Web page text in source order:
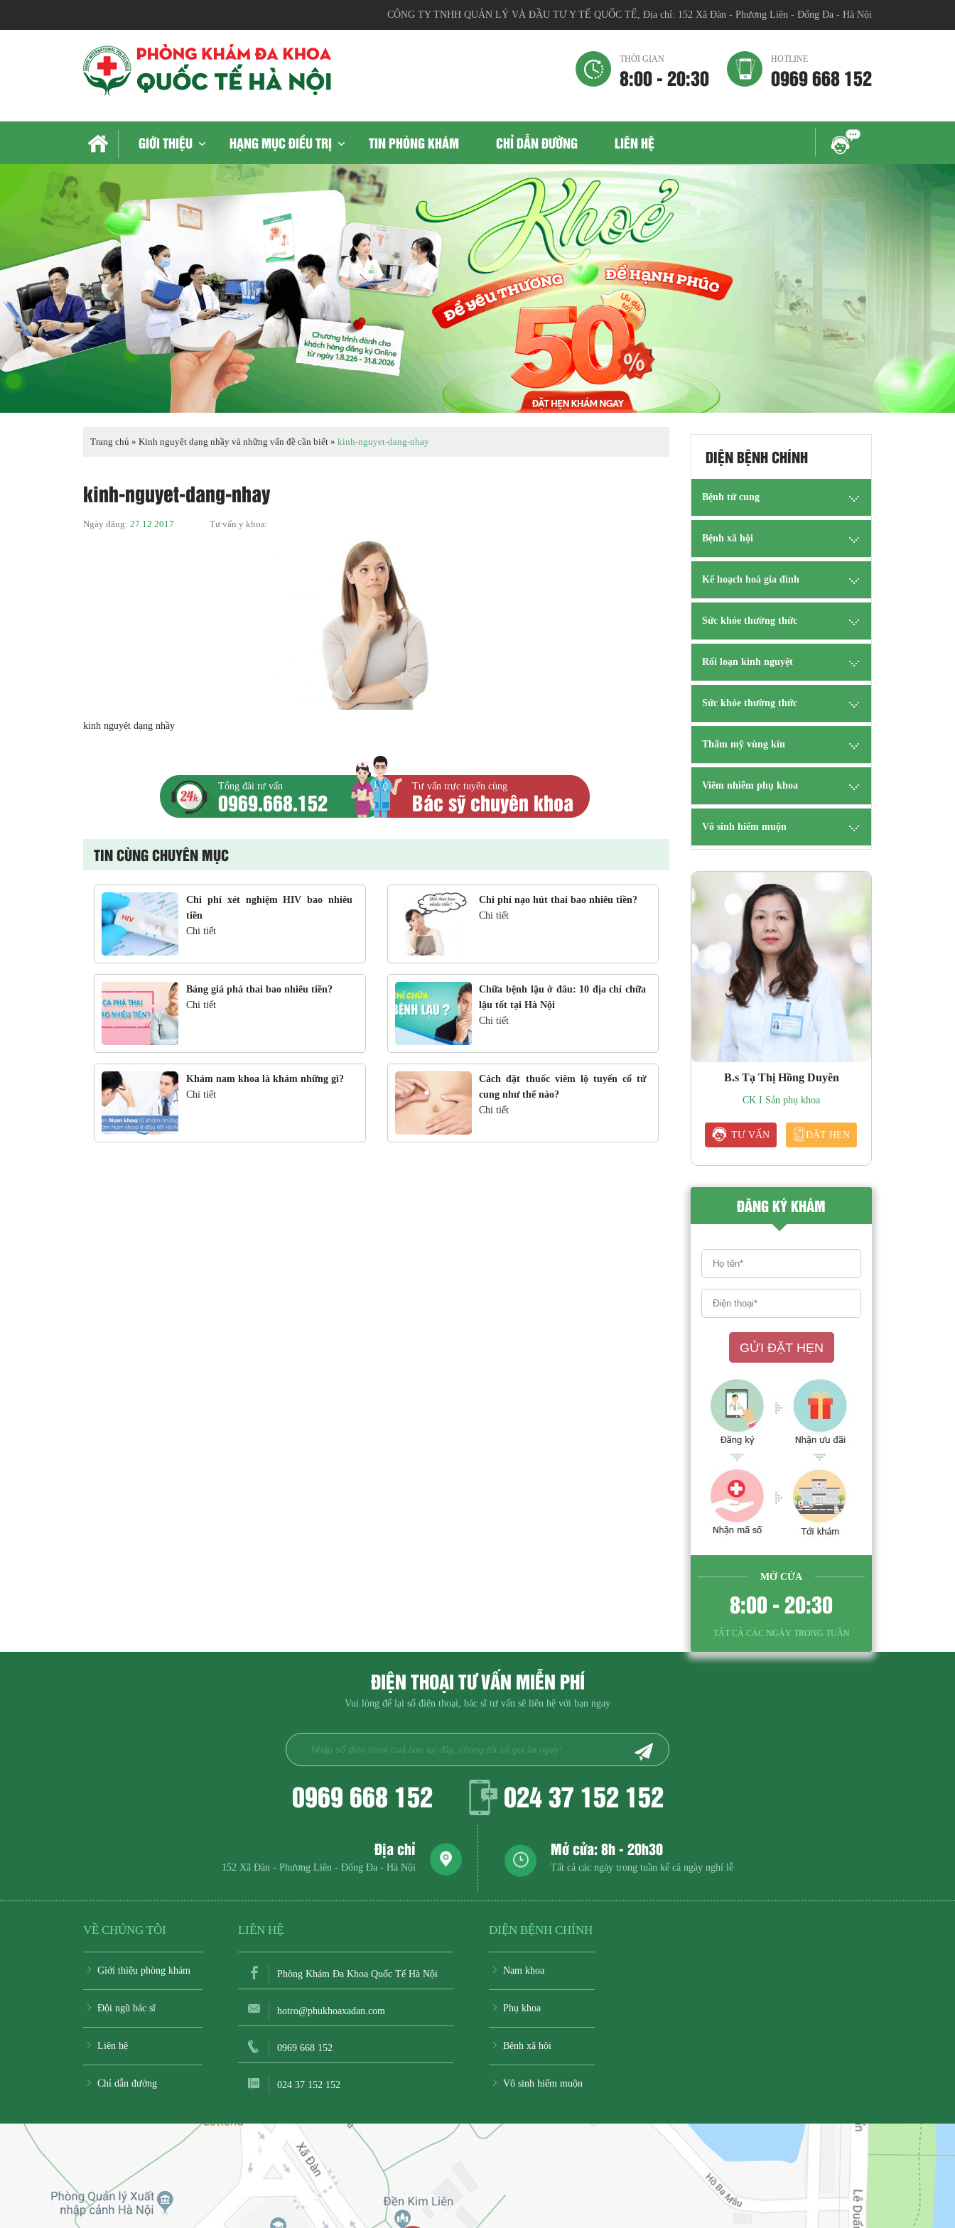
CÔNG TY TNHH QUẢN LÝ VÀ ĐẦU TƯ Y TẾ QUỐC TẾ, Địa chỉ: 152 Xã Đàn - Phương Liên - Đống Đa - Hà Nội
THỜI GIAN
8:00 - 20:30
HOTLINE
0969 668 152
GIỚI THIỆU HẠNG MỤC ĐIỀU TRỊ TIN PHÒNG KHÁM CHỈ DẪN ĐƯỜNG LIÊN HỆ
Trang chủ » Kinh nguyệt dạng nhầy và những vấn đề cần biết » kinh-nguyet-dang-nhay
kinh-nguyet-dang-nhay
Ngày đăng: 27.12.2017 Tư vấn y khoa:
kinh nguyệt dạng nhầy
Tổng đài tư vấn
0969.668.152
Tư vấn trực tuyến cùng
Bác sỹ chuyên khoa
TIN CÙNG CHUYÊN MỤC
Chi phí xét nghiệm HIV bao nhiêu
tiền
Chi tiết
Chi phí nạo hút thai bao nhiêu tiền?
Chi tiết
Bảng giá phá thai bao nhiêu tiền?
Chi tiết
Chữa bệnh lậu ở đâu: 10 địa chỉ chữa
lậu tốt tại Hà Nội
Chi tiết
Khám nam khoa là khám những gì?
Chi tiết
Cách đặt thuốc viêm lộ tuyến cổ tử
cung như thế nào?
Chi tiết
DIỆN BỆNH CHÍNH
Bệnh tử cung
Bệnh xã hội
Kế hoạch hoá gia đình
Sức khỏe thường thức
Rối loạn kinh nguyệt
Sức khỏe thường thức
Thẩm mỹ vùng kín
Viêm nhiễm phụ khoa
Vô sinh hiếm muộn
B.s Tạ Thị Hồng Duyên
CK I Sản phụ khoa
ĐẶT HẸN
B.s Tạ Thị Hồng Duyên
B.s Tạ Thị Hồng Duyên
CK I Sản phụ khoa
TƯ VẤN ĐẶT HẸN
ĐĂNG KÝ KHÁM
GỬI ĐẶT HẸN
MỞ CỬA
8:00 - 20:30
TẤT CẢ CÁC NGÀY TRONG TUẦN
ĐIỆN THOẠI TƯ VẤN MIỄN PHÍ
Vui lòng để lại số điện thoại, bác sĩ tư vấn sẽ liên hệ với bạn ngay
0969 668 152 024 37 152 152
Địa chỉ
152 Xã Đàn - Phương Liên - Đống Đa - Hà Nội
Mở cửa: 8h - 20h30
Tất cả các ngày trong tuần kể cả ngày nghỉ lễ
VỀ CHÚNG TÔI
Giới thiệu phòng khám
Đội ngũ bác sĩ
Liên hệ
Chỉ dẫn đường
LIÊN HỆ
Phòng Khám Đa Khoa Quốc Tế Hà Nội
hotro@phukhoaxadan.com
0969 668 152
024 37 152 152
DIỆN BỆNH CHÍNH
Nam khoa
Phụ khoa
Bệnh xã hội
Vô sinh hiếm muộn